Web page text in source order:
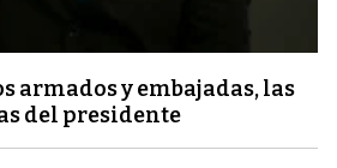
armados y embajadas, las
del presidente